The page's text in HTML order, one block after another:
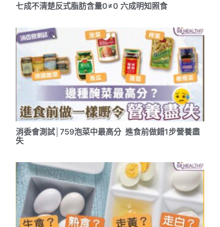
七成不清楚反式脂肪含量0≠0 六成明知照食
消委會測試│759泡菜中最高分 進食前做錯1步營養盡
失